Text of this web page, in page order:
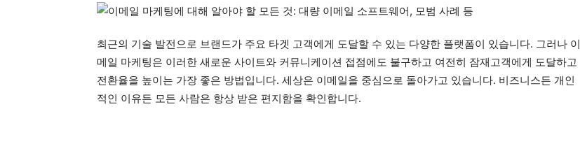
최근의 기술 발전으로 브랜드가 주요 타겟 고객에게 도달할 수 있는 다양한 플랫폼이 있습니다. 그러나 이
메일 마케팅은 이러한 새로운 사이트와 커뮤니케이션 접점에도 불구하고 여전히 잠재고객에게 도달하고
전환율을 높이는 가장 좋은 방법입니다. 세상은 이메일을 중심으로 돌아가고 있습니다. 비즈니스든 개인
적인 이유든 모든 사람은 항상 받은 편지함을 확인합니다.